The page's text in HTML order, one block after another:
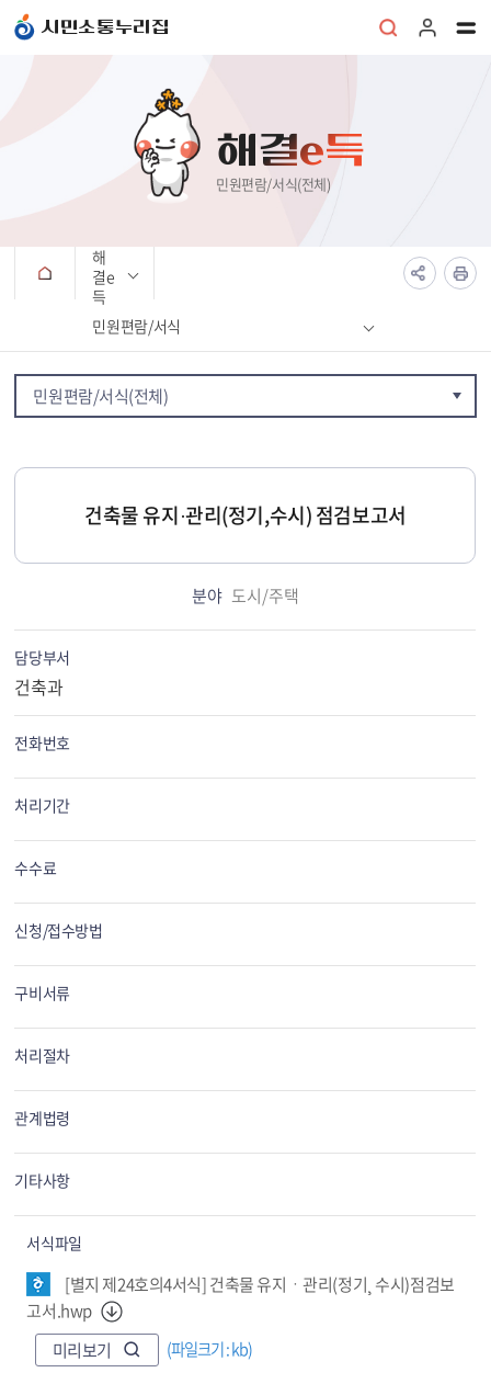
시민소통누리집
해결e득
민원편람/서식(전체)
해
결e
득
민원편람/서식
민원편람/서식(전체)
건축물 유지·관리(정기,수시) 점검보고서
분야 도시/주택
담당부서
건축과
전화번호
처리기간
수수료
신청/접수방법
구비서류
처리절차
관계법령
기타사항
서식파일
[별지 제24호의4서식] 건축물 유지ㆍ관리(정기¸ 수시)점검보
고서.hwp
미리보기
(파일크기 : kb)